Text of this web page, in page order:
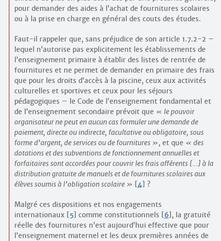
pour demander des aides à l’achat de fournitures scolaires
ou à la prise en charge en général des couts des études.
Faut-il rappeler que, sans préjudice de son article 1.7.2-2 –
lequel n’autorise pas explicitement les établissements de
l’enseignement primaire à établir des listes de rentrée de
fournitures et ne permet de demander en primaire des frais
que pour les droits d’accès à la piscine, ceux aux activités
culturelles et sportives et ceux pour les séjours
pédagogiques – le Code de l’enseignement fondamental et
de l’enseignement secondaire prévoit que
le pouvoir
organisateur ne peut en aucun cas formuler une demande de
paiement, directe ou indirecte, facultative ou obligatoire, sous
forme d’argent, de services ou de fournitures
, et que
des
dotations et des subventions de fonctionnement annuelles et
forfaitaires sont accordées pour couvrir les frais afférents […] à la
distribution gratuite de manuels et de fournitures scolaires aux
élèves soumis à l’obligation scolaire
[4] ?
Malgré ces dispositions et nos engagements
internationaux[5] comme constitutionnels [6], la gratuité
réelle des fournitures n’est aujourd’hui effective que pour
l’enseignement maternel et les deux premières années de